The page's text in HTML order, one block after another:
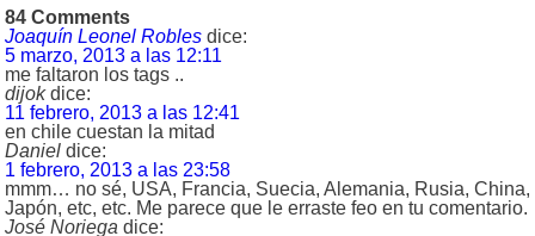
84 Comments
Joaquín Leonel Robles dice:
5 marzo, 2013 a las 12:11
me faltaron los tags ..
dijok dice:
11 febrero, 2013 a las 12:41
en chile cuestan la mitad
Daniel dice:
1 febrero, 2013 a las 23:58
mmm… no sé, USA, Francia, Suecia, Alemania, Rusia, China,
Japón, etc, etc. Me parece que le erraste feo en tu comentario.
José Noriega dice: